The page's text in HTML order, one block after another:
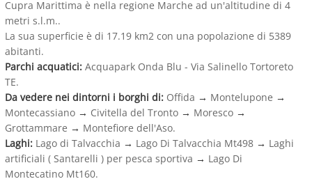
Cupra Marittima è nella regione Marche ad un'altitudine di 4
metri s.l.m..
La sua superficie è di 17.19 km2 con una popolazione di 5389
abitanti.
Parchi acquatici: Acquapark Onda Blu - Via Salinello Tortoreto
TE.
Da vedere nei dintorni i borghi di: Offida → Montelupone →
Montecassiano → Civitella del Tronto → Moresco →
Grottammare → Montefiore dell'Aso.
Laghi: Lago di Talvacchia → Lago Di Talvacchia Mt498 → Laghi
artificiali ( Santarelli ) per pesca sportiva → Lago Di
Montecatino Mt160.